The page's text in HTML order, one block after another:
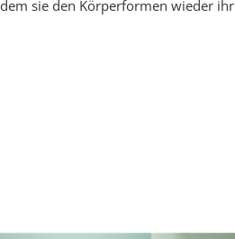
sie den Körperformen wieder ihr